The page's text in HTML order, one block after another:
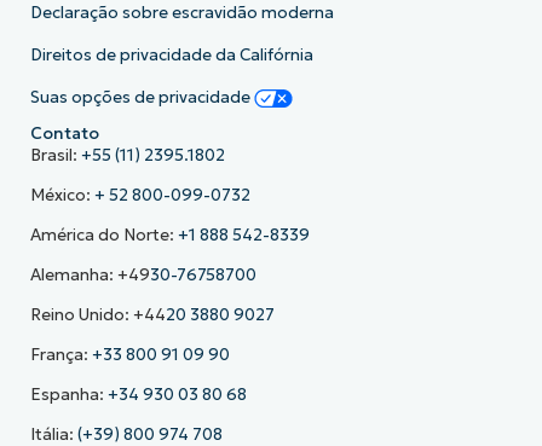
Declaração sobre escravidão moderna
Direitos de privacidade da Califórnia
Suas opções de privacidade
Contato
Brasil: +55 (11) 2395.1802
México: + 52 800-099-0732
América do Norte: +1 888 542-8339
Alemanha: +4930-76758700
Reino Unido: +4420 3880 9027
França: +33 800 91 09 90
Espanha: +34 930 03 80 68
Itália: (+39) 800 974 708